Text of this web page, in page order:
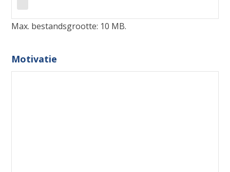
Max. bestandsgrootte: 10 MB.
Motivatie